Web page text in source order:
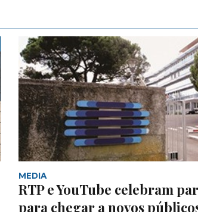
MEDIA
RTP e YouTube celebram
para chegar a novos